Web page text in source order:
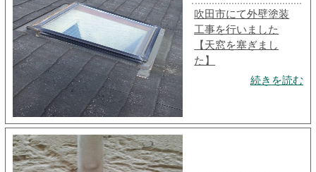
吹田市にて外壁塗装
工事を行いました
【天窓を塞ぎまし
た】
続きを読む